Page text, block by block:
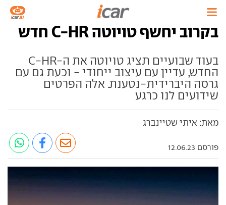
בקרוב יחשף טויוטה C-HR חדש
בעוד שבועיים תציג טויוטה את ה-C-HR
החדש, עדיין עם עיצוב ייחודי - וכעת גם עם
גרסה היברידית-נטענת. אלה הפרטים
שידועים לנו כרגע
מאת: איתי שטיינברג
פורסם 12.06.23